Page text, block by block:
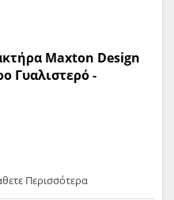
Maxton Design
Γυαλιστερό -
Περισσότερα